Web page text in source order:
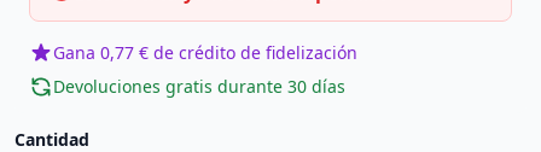
Gana 0,77 € de crédito de fidelización
Devoluciones gratis durante 30 días
Cantidad